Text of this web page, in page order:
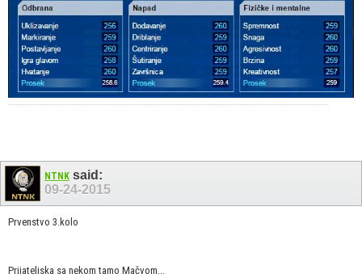
NTNK said:
09-24-2015
Prvenstvo 3.kolo
Prijateljska sa nekom tamo Mačvom...